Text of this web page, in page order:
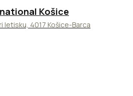
Košice
letisku, 4017 Košice-Barca